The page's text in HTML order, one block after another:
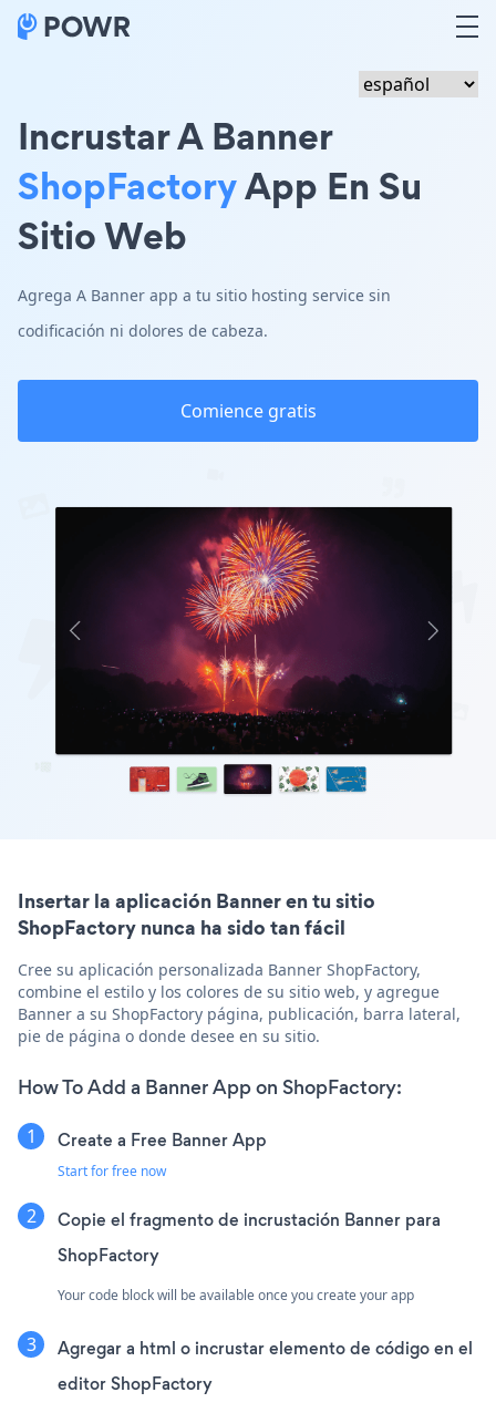
Incrustar A Banner
ShopFactoryApp En Su
Sitio Web
Agrega A Banner app a tu sitio hosting service sin
codificación ni dolores de cabeza.
Comience gratis
Insertar la aplicación Banner en tu sitio
ShopFactory nunca ha sido tan fácil
Cree su aplicación personalizada Banner ShopFactory,
combine el estilo y los colores de su sitio web, y agregue
Banner a su ShopFactory página, publicación, barra lateral,
pie de página o donde desee en su sitio.
How To Add a Banner App on ShopFactory:
Create a Free Banner App
Start for free now
Copie el fragmento de incrustación Banner para
ShopFactory
Your code block will be available once you create your app
Agregar a html o incrustar elemento de código en el
editor ShopFactory